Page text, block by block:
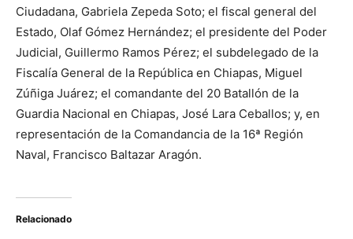
Ciudadana, Gabriela Zepeda Soto; el fiscal general del
Estado, Olaf Gómez Hernández; el presidente del Poder
Judicial, Guillermo Ramos Pérez; el subdelegado de la
Fiscalía General de la República en Chiapas, Miguel
Zúñiga Juárez; el comandante del 20 Batallón de la
Guardia Nacional en Chiapas, José Lara Ceballos; y, en
representación de la Comandancia de la 16ª Región
Naval, Francisco Baltazar Aragón.
Relacionado